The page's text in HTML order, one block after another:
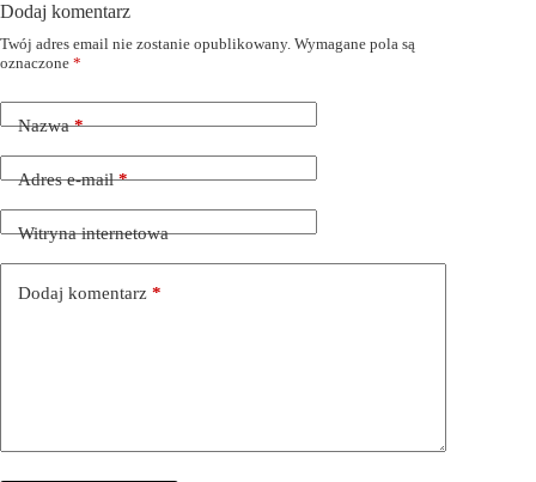
Dodaj komentarz
Twój adres email nie zostanie opublikowany. Wymagane pola są
oznaczone *
Nazwa*
Adres e-mail*
Witryna internetowa
Dodaj komentarz *